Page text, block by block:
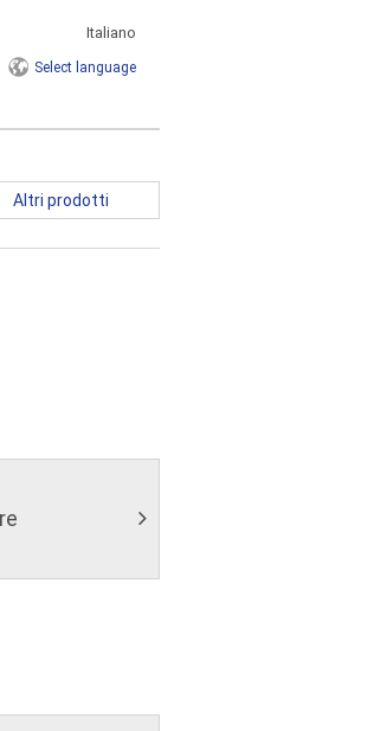
Italiano
Select language
Altri prodotti